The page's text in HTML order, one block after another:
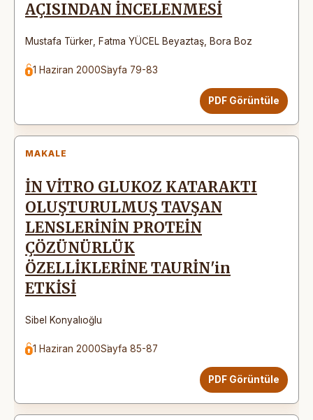
AÇISINDAN İNCELENMESİ
Mustafa Türker Fatma YÜCEL Beyaztaş Bora Boz
1 Haziran 2000Sayfa 79-83
PDF Görüntüle
MAKALE
İN VİTRO GLUKOZ KATARAKTI
OLUŞTURULMUŞ TAVŞAN
LENSLERİNİN PROTEİN
ÇÖZÜNÜRLÜK
ÖZELLİKLERİNE TAURİN'in
ETKİSİ
Sibel Konyalıoğlu
1 Haziran 2000Sayfa 85-87
PDF Görüntüle